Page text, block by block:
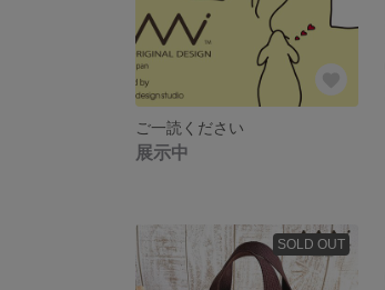
ご一読ください
展示中
SOLD OUT